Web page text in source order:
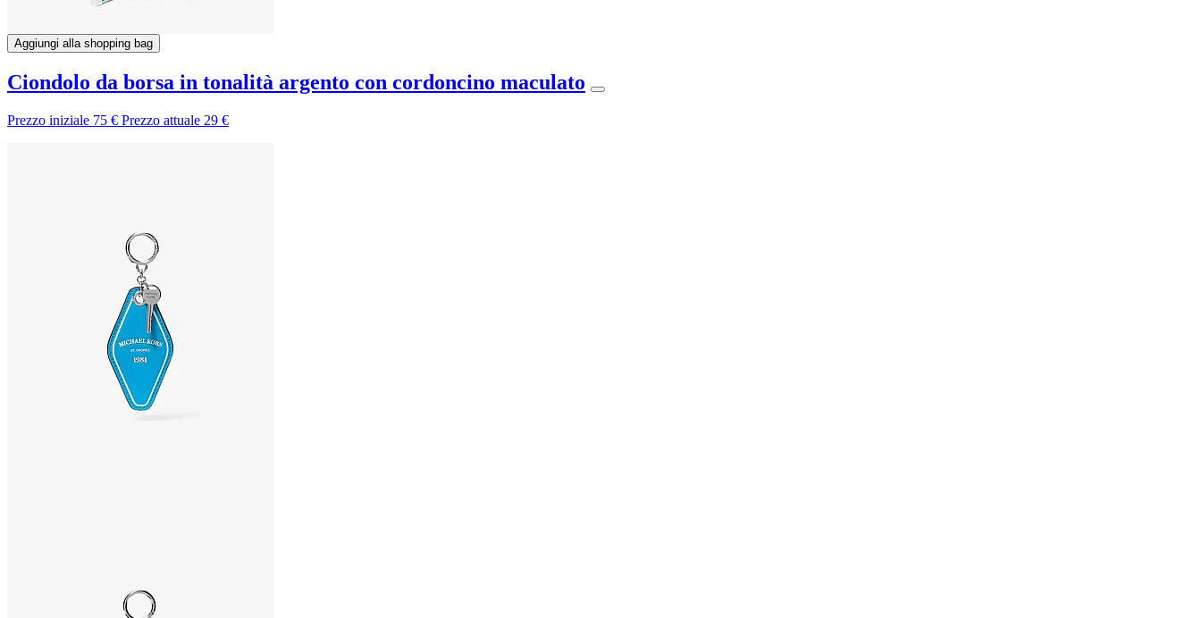
Aggiungi alla shopping bag
Ciondolo da borsa in tonalità argento con cordoncino maculato
Prezzo iniziale 75 € Prezzo attuale 29 €